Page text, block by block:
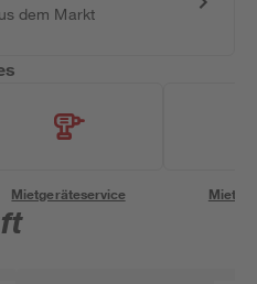
dem Markt
Mietgeräteservice